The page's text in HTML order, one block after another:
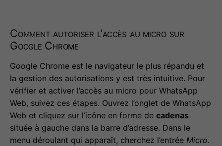
Comment autoriser l’accès au micro sur
Google Chrome
Google Chrome est le navigateur le plus répandu et
la gestion des autorisations y est très intuitive. Pour
vérifier et activer l’accès au micro pour WhatsApp
Web, suivez ces étapes. Ouvrez l’onglet de WhatsApp
Web et cliquez sur l’icône en forme de cadenas
située à gauche dans la barre d’adresse. Dans le
menu déroulant qui apparaît, cherchez l’entrée Micro.